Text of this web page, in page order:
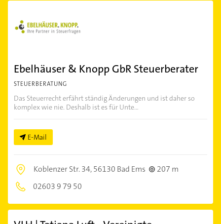
Ebelhäuser & Knopp GbR Steuerberater
STEUERBERATUNG
Das Steuerrecht erfährt ständig Änderungen und ist daher so
komplex wie nie. Deshalb ist es für Unte...
E-Mail
Koblenzer Str. 34,56130 Bad Ems
207 m
02603 9 79 50